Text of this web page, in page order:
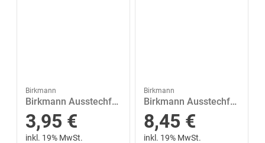
Birkmann
Birkmann Ausstechform »Lebkuchenform Herz 12 cm«, Edelstahl
3,95 €
inkl. 19% MwSt.
Birkmann
Birkmann Ausstechform »Back Dir Deinen Schutzengel 10.5 cm«, Edelstahl
8,45 €
inkl. 19% MwSt.